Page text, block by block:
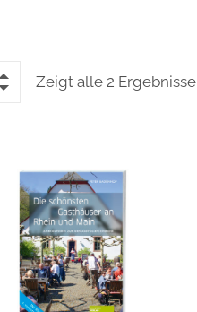
Zeigt alle 2 Ergebnisse